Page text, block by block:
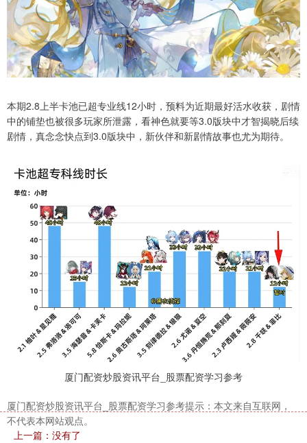
本期2.8上半卡池已超专业线12小时，预料为近期最好活水收获，剧情
中的铺垫也被很多玩家所泄露，看神色就要等3.0版块中才智揭晓后续
剧情，真念念快点到3.0版块中，新伙伴和新剧情故事也尤为期待。
厦门配资炒股资讯平台_股票配资学习参考
厦门配资炒股资讯平台_股票配资学习参考提示：本文来自互联网，
不代表本网站观点。
上一篇：没有了